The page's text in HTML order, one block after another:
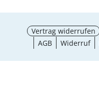
Vertrag widerrufen
AGB
Widerruf